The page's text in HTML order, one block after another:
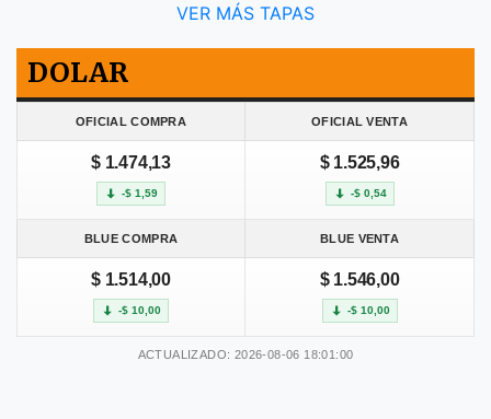
VER MÁS TAPAS
DOLAR
OFICIAL COMPRA OFICIAL VENTA
$ 1.474,13
-$ 1,59
$ 1.525,96
-$ 0,54
BLUE COMPRA BLUE VENTA
$ 1.514,00
-$ 10,00
$ 1.546,00
-$ 10,00
ACTUALIZADO: 2026-08-06 18:01:00